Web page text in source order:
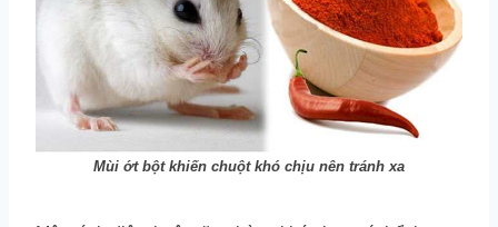
Mùi ớt bột khiến chuột khó chịu nên tránh xa